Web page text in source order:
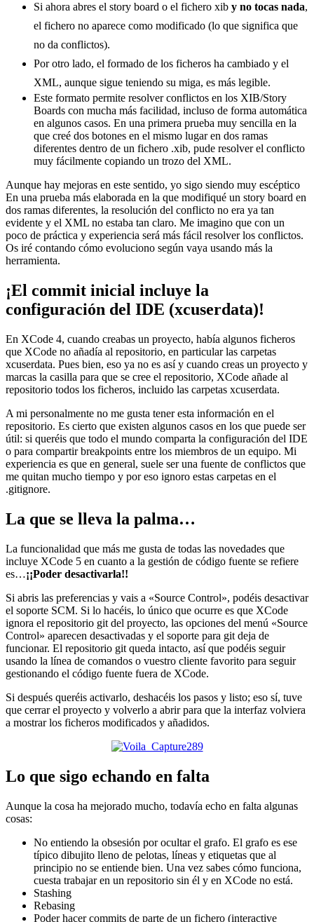
Si ahora abres el story board o el fichero xib y no tocas nada,
el fichero no aparece como modificado (lo que significa que
no da conflictos).
Por otro lado, el formado de los ficheros ha cambiado y el
XML, aunque sigue teniendo su miga, es más legible.
Este formato permite resolver conflictos en los XIB/Story
Boards con mucha más facilidad, incluso de forma automática
en algunos casos. En una primera prueba muy sencilla en la
que creé dos botones en el mismo lugar en dos ramas
diferentes dentro de un fichero .xib, pude resolver el conflicto
muy fácilmente copiando un trozo del XML.
Aunque hay mejoras en este sentido, yo sigo siendo muy escéptico
En una prueba más elaborada en la que modifiqué un story board en
dos ramas diferentes, la resolución del conflicto no era ya tan
evidente y el XML no estaba tan claro. Me imagino que con un
poco de práctica y experiencia será más fácil resolver los conflictos.
Os iré contando cómo evoluciono según vaya usando más la
herramienta.
¡El commit inicial incluye la
configuración del IDE (xcuserdata)!
En XCode 4, cuando creabas un proyecto, había algunos ficheros
que XCode no añadía al repositorio, en particular las carpetas
xcuserdata. Pues bien, eso ya no es así y cuando creas un proyecto y
marcas la casilla para que se cree el repositorio, XCode añade al
repositorio todos los ficheros, incluido las carpetas xcuserdata.
A mi personalmente no me gusta tener esta información en el
repositorio. Es cierto que existen algunos casos en los que puede ser
útil: si queréis que todo el mundo comparta la configuración del IDE
o para compartir breakpoints entre los miembros de un equipo. Mi
experiencia es que en general, suele ser una fuente de conflictos que
me quitan mucho tiempo y por eso ignoro estas carpetas en el
.gitignore.
La que se lleva la palma…
La funcionalidad que más me gusta de todas las novedades que
incluye XCode 5 en cuanto a la gestión de código fuente se refiere
es…¡¡Poder desactivarla!!
Si abris las preferencias y vais a «Source Control», podéis desactivar
el soporte SCM. Si lo hacéis, lo único que ocurre es que XCode
ignora el repositorio git del proyecto, las opciones del menú «Source
Control» aparecen desactivadas y el soporte para git deja de
funcionar. El repositorio git queda intacto, así que podéis seguir
usando la línea de comandos o vuestro cliente favorito para seguir
gestionando el código fuente fuera de XCode.
Si después queréis activarlo, deshacéis los pasos y listo; eso sí, tuve
que cerrar el proyecto y volverlo a abrir para que la interfaz volviera
a mostrar los ficheros modificados y añadidos.
Lo que sigo echando en falta
Aunque la cosa ha mejorado mucho, todavía echo en falta algunas
cosas:
No entiendo la obsesión por ocultar el grafo. El grafo es ese
típico dibujito lleno de pelotas, líneas y etiquetas que al
principio no se entiende bien. Una vez sabes cómo funciona,
cuesta trabajar en un repositorio sin él y en XCode no está.
Stashing
Rebasing
Poder hacer commits de parte de un fichero (interactive